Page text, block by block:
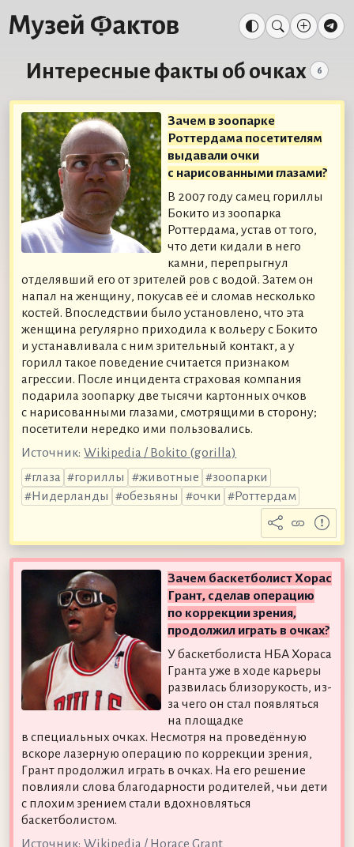
Интересные факты об очках 6
Зачем в зоопарке
Роттердама посетителям
выдавали очки
с нарисованными глазами?
В 2007 году самец гориллы
Бокито из зоопарка
Роттердама, устав от того,
что дети кидали в него
камни, перепрыгнул
отделявший его от зрителей ров с водой. Затем он
напал на женщину, покусав её и сломав несколько
костей. Впоследствии было установлено, что эта
женщина регулярно приходила к вольеру с Бокито
и устанавливала с ним зрительный контакт, а у
горилл такое поведение считается признаком
агрессии. После инцидента страховая компания
подарила зоопарку две тысячи картонных очков
с нарисованными глазами, смотрящими в сторону;
посетители нередко ими пользовались.
Источник: Wikipedia / Bokito (gorilla)
глаза
гориллы животные
зоопарки
Нидерланды
обезьяны очки Роттердам
Зачем баскетболист Хорас
Грант, сделав операцию
по коррекции зрения,
продолжил играть в очках?
У баскетболиста НБА Хораса
Гранта уже в ходе карьеры
развилась близорукость, из-
за чего он стал появляться
на площадке
в специальных очках. Несмотря на проведённую
вскоре лазерную операцию по коррекции зрения,
Грант продолжил играть в очках. На его решение
повлияли слова благодарности родителей, чьи дети
с плохим зрением стали вдохновляться
баскетболистом.
Источник: Wikipedia / Horace Grant